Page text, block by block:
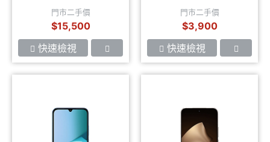
門市二手價
$15,500
快速檢視
門市二手價
$3,900
快速檢視